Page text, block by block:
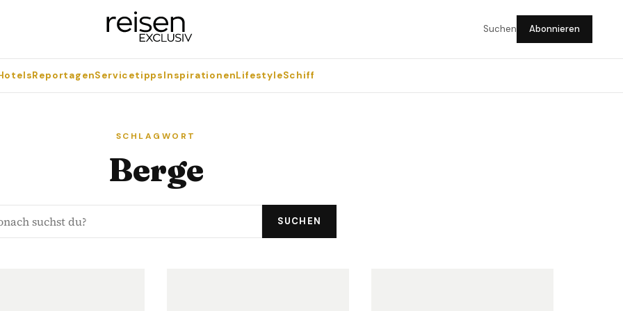
Suchen Abonnieren
ReportagenServicetippsInspirationenLifestyleSchiff
SCHLAGWORT
Berge
SUCHEN